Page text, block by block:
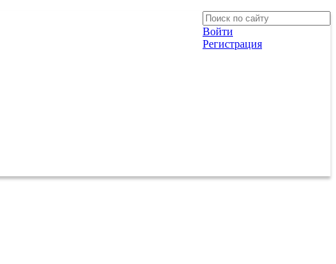
Войти
Регистрация